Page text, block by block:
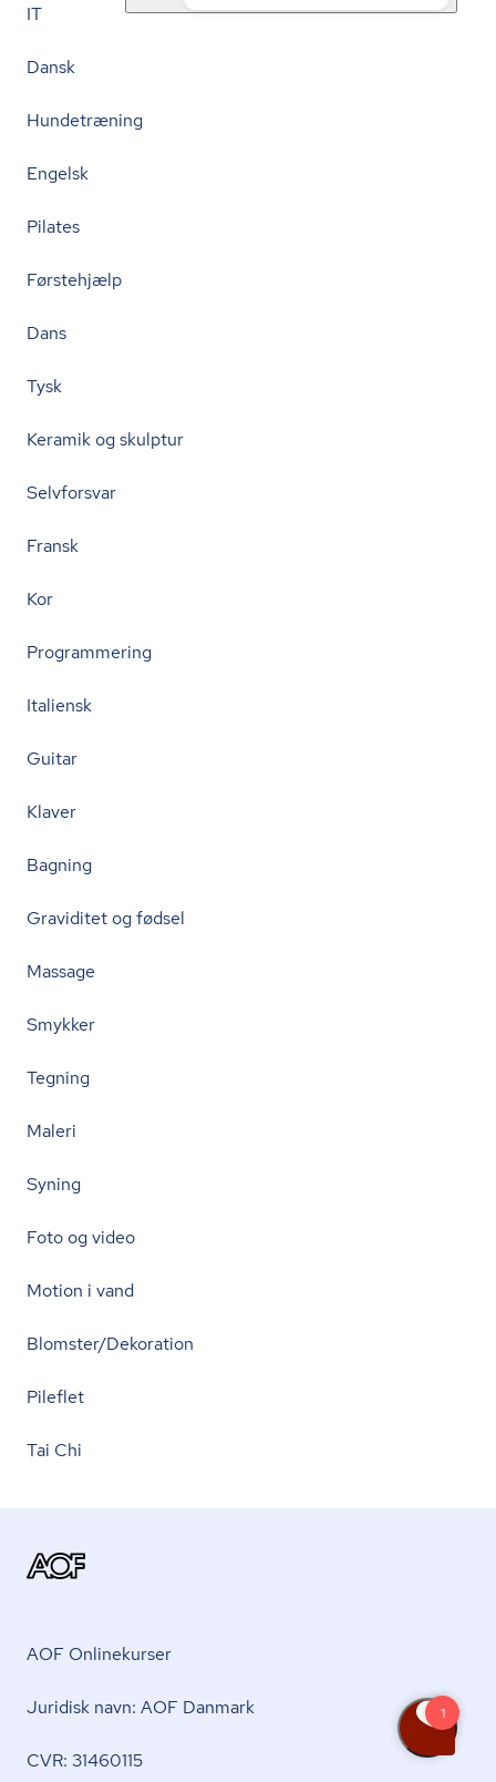
IT
Dansk
Hundetræning
Engelsk
Pilates
Førstehjælp
Dans
Tysk
Keramik og skulptur
Selvforsvar
Fransk
Kor
Programmering
Italiensk
Guitar
Klaver
Bagning
Graviditet og fødsel
Massage
Smykker
Tegning
Maleri
Syning
Foto og video
Motion i vand
Blomster/Dekoration
Pileflet
Tai Chi
AOF Onlinekurser
Juridisk navn: AOF Danmark
CVR: 31460115